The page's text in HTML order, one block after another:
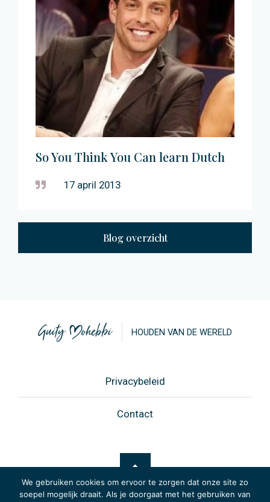
So You Think You Can learn Dutch
17 april 2013
Blog overzicht
HOUDEN VAN DE WERELD
Privacybeleid
Contact
We gebruiken cookies om ervoor te zorgen dat onze site zo
soepel mogelijk draait. Als je doorgaat met het gebruiken van